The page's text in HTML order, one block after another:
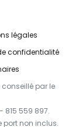
légales
confidentialité
conseillé par le
815 559 897.
port non inclus.